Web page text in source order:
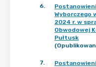
6.
Wyborczego
2024 r. w
Obwodowej
Pułtusk
7.